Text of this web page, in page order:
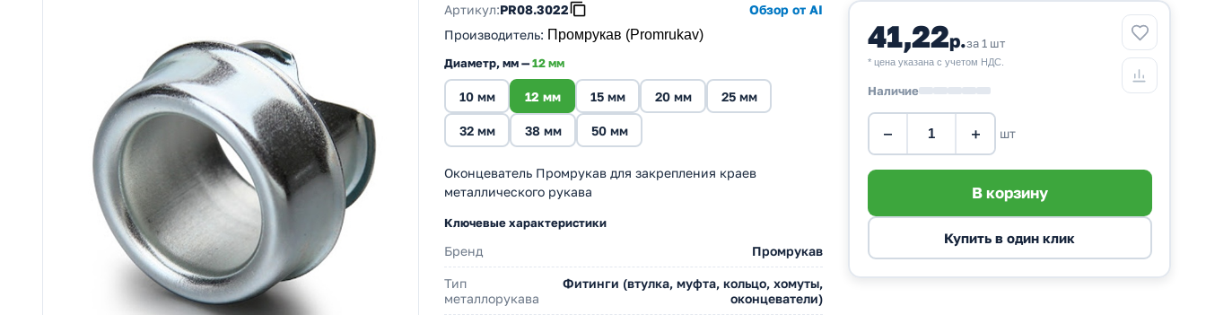
Артикул:PR08.3022
Обзор от AI
Производитель: Промрукав (Promrukav)
Диаметр, мм —12 мм
10 мм 12 мм 15 мм 20 мм 25 мм
32 мм 38 мм 50 мм
Оконцеватель Промрукав для закрепления краев
металлического рукава
Ключевые характеристики
Бренд Промрукав
Тип
металлорукава
Фитинги (втулка, муфта, кольцо, хомуты,
оконцеватели)
41,22р.за 1 шт
* цена указана с учетом НДС.
Наличие
− + шт